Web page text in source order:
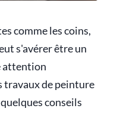
comme les coins,
s'avérer être un
attention
travaux de peinture
conseils